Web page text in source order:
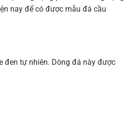
nay để có được mẫu đá cầu
đen tự nhiên. Dòng đá này được